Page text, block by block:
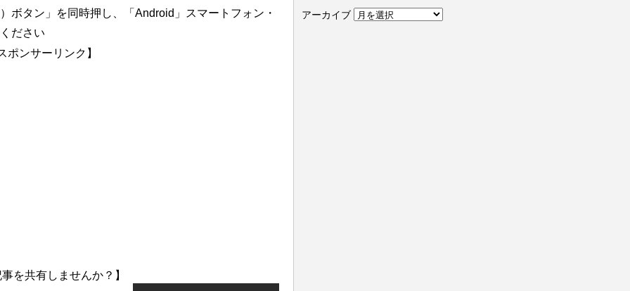
ボタン」を同時押し、「Android」スマートフォン・
ださい
ポンサーリンク】
を共有しませんか？】
アーカイブ